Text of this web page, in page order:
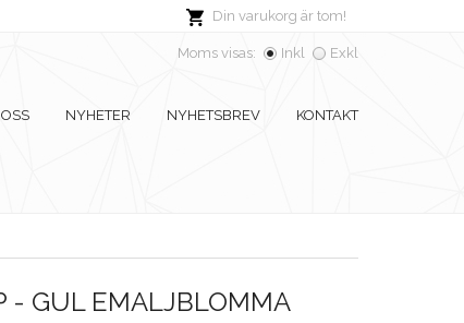
Din varukorg är tom!
Moms visas: Inkl Exkl
NYHETER NYHETSBREV KONTAKT
- GUL EMALJBLOMMA